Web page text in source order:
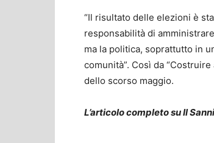
“Il risultato delle elezioni è
responsabilità di
ma la politica, soprattutto in
comunità”. Così da
dello scorso maggio.
L’articolo completo su Il